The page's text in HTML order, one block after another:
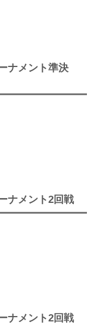
ナメント準決
ナメント2回戦
ナメント2回戦